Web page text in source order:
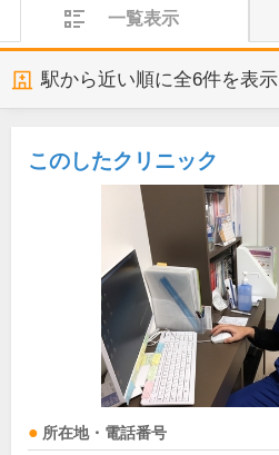
一覧表示
駅から近い順に全6件を表示
このしたクリニック
所在地・電話番号